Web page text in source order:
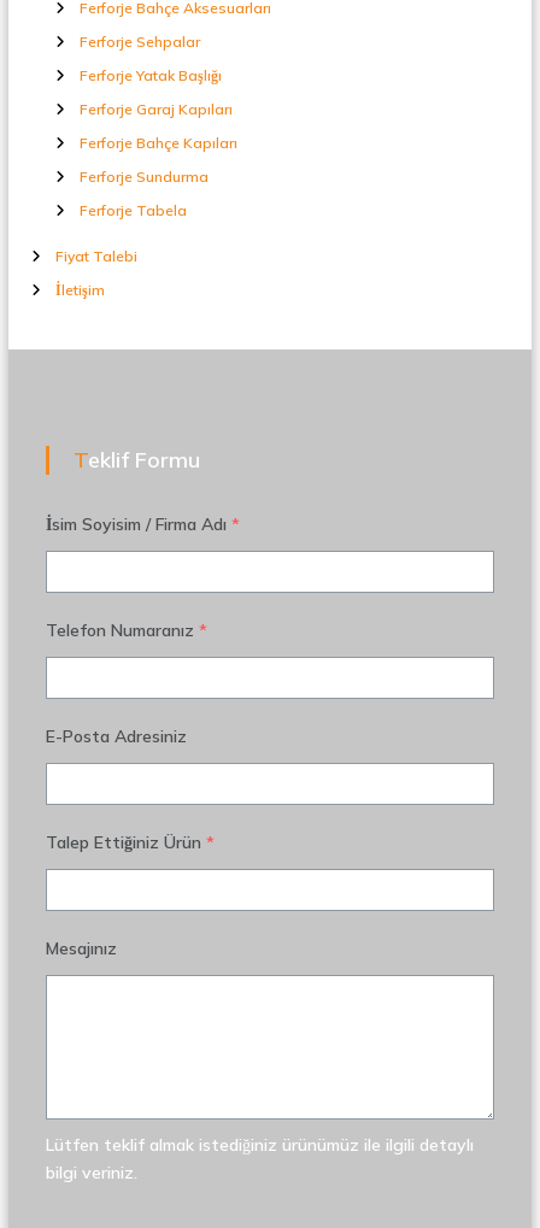
Ferforje Bahçe Aksesuarları
Ferforje Sehpalar
Ferforje Yatak Başlığı
Ferforje Garaj Kapıları
Ferforje Bahçe Kapıları
Ferforje Sundurma
Ferforje Tabela
Fiyat Talebi
İletişim
Teklif Formu
İsim Soyisim / Firma Adı *
Telefon Numaranız *
E-Posta Adresiniz
Talep Ettiğiniz Ürün *
Mesajınız
Lütfen teklif almak istediğiniz ürünümüz ile ilgili detaylı
bilgi veriniz.